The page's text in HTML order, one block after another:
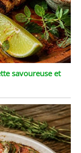
savoureuse et